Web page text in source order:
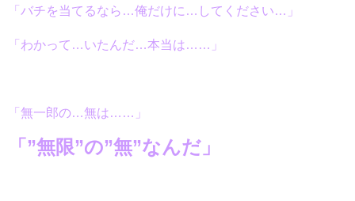
「バチを当てるなら…俺だけに…してください…」
「わかって…いたんだ…本当は……」
「無一郎の…無は……」
「”無限”の”無”なんだ」